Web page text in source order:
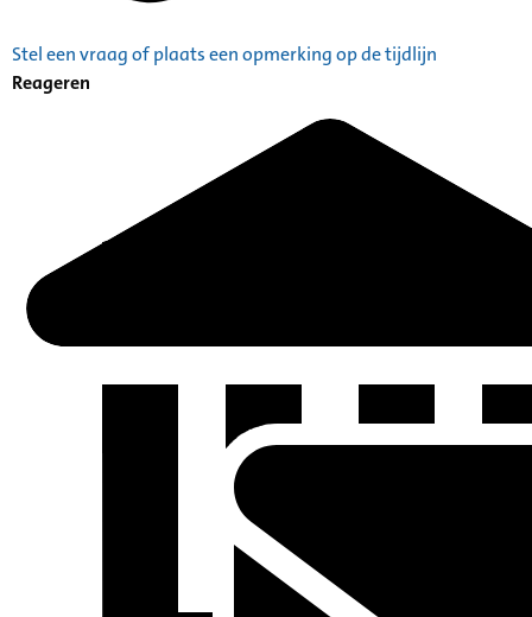
Stel een vraag of plaats een opmerking op de tijdlijn
Reageren